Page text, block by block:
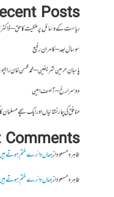
Posts
ریاست کے وسائل پر ملکیت کا حق – ڈاکٹر
سو سال بعد – کامران رفیع
پاسبانِ حرمین شریفین – محمد محسن خان
دوسرا رخ – آصف امین
منافق کی چار نشانیاں اور ایک سچے مسلمان
Comments
طاہرہ مسعودازجہاں دائرے ختم ہوتے ہیں-
طاہرہ مسعودازجہاں دائرے ختم ہوتے ہیں-